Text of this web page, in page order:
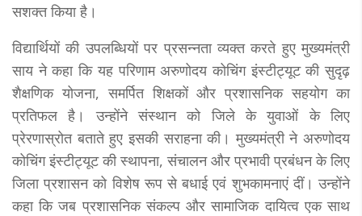
सशक्त किया है।
विद्यार्थियों की उपलब्धियों पर प्रसन्नता व्यक्त करते हुए मुख्यमंत्री
साय ने कहा कि यह परिणाम अरुणोदय कोचिंग इंस्टीट्यूट की सुदृढ़
शैक्षणिक योजना, समर्पित शिक्षकों और प्रशासनिक सहयोग का
प्रतिफल है। उन्होंने संस्थान को जिले के युवाओं के लिए
प्रेरणास्रोत बताते हुए इसकी सराहना की। मुख्यमंत्री ने अरुणोदय
कोचिंग इंस्टीट्यूट की स्थापना, संचालन और प्रभावी प्रबंधन के लिए
जिला प्रशासन को विशेष रूप से बधाई एवं शुभकामनाएं दीं। उन्होंने
कहा कि जब प्रशासनिक संकल्प और सामाजिक दायित्व एक साथ